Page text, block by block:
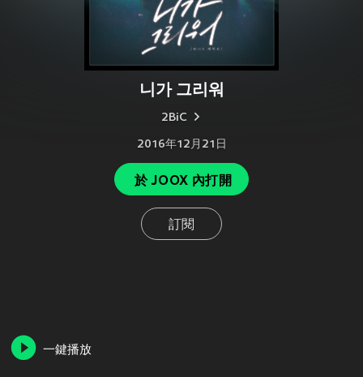
니가 그리워
2BiC
2016年12月21日
於 JOOX 內打開
訂閱
一鍵播放